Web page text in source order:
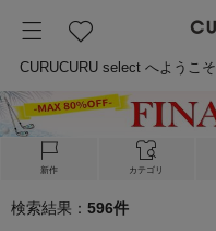
CURUCURU select へようこそ
新作 カテゴリ
検索結果： 596件